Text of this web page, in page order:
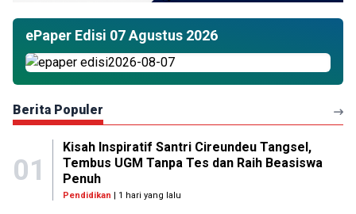
ePaper Edisi 07 Agustus 2026
Berita Populer
01
Kisah Inspiratif Santri Cireundeu Tangsel,
Tembus UGM Tanpa Tes dan Raih Beasiswa
Penuh
Pendidikan | 1 hari yang lalu